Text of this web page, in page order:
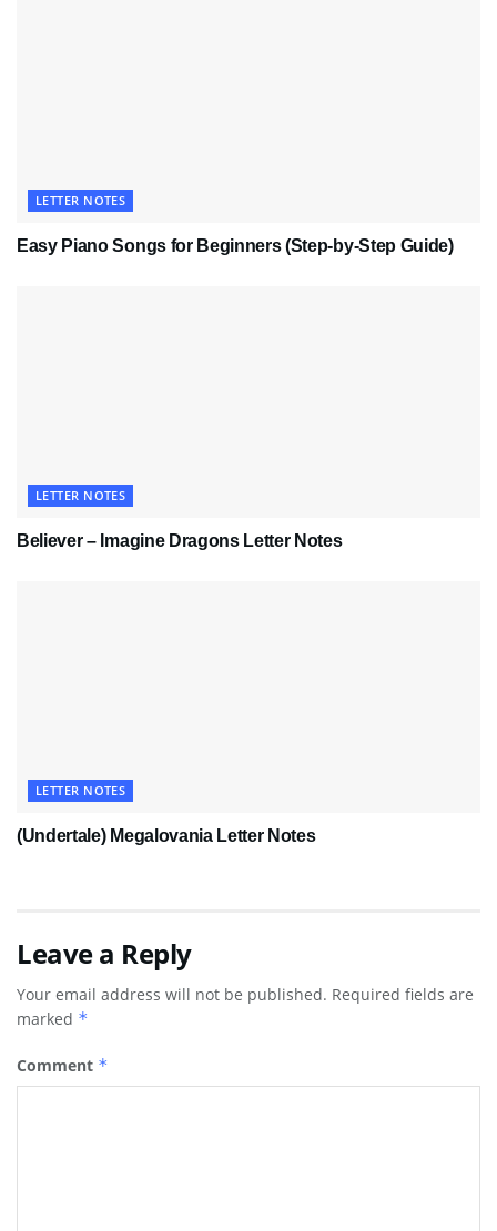
LETTER NOTES
Easy Piano Songs for Beginners (Step-by-Step Guide)
LETTER NOTES
Believer – Imagine Dragons Letter Notes
LETTER NOTES
(Undertale) Megalovania Letter Notes
Leave a Reply
Your email address will not be published. Required fields are
marked *
Comment *